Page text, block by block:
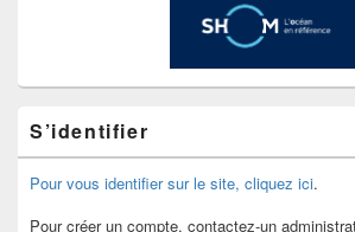
S’identifier
Pour vous identifier sur le site, cliquez ici.
Pour créer un compte, contactez-un